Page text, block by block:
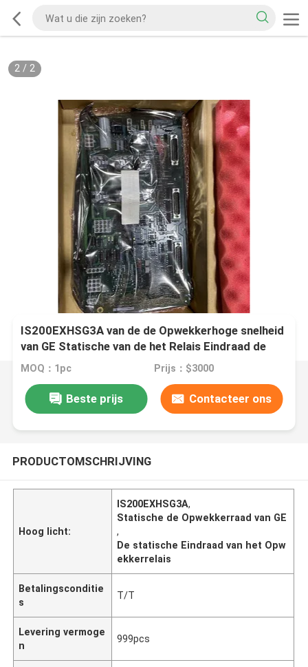
2/ 2
IS200EXHSG3A van de de Opwekkerhoge snelheid
van GE Statische van de het Relais Eindraad de
Turbinecontrole van Duitsland
MOQ：1pc Prijs：$3000
Beste prijs Contacteer ons
PRODUCTOMSCHRIJVING
Hoog licht:
IS200EXHSG3A,
Statische de Opwekkerraad van GE
,
De statische Eindraad van het Opw
ekkerrelais
Betalingsconditie
s
T/T
Levering vermoge
n
999pcs